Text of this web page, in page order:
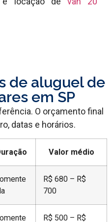
de aluguel de
em SP
O orçamento final
datas e horários.
Valor médio
R$ 680 – R$
700
R$ 500 – R$